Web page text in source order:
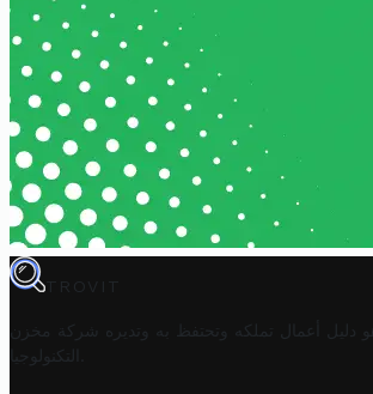
TROVIT
دليل أعمال تملكه وتحتفظ به وتديره
شركة مخزن
التكنولوجيا